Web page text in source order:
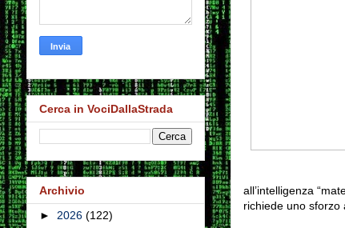
all’intelligenza
richiede uno sforzo
Cerca in VociDallaStrada
Archivio
► 2026 (122)